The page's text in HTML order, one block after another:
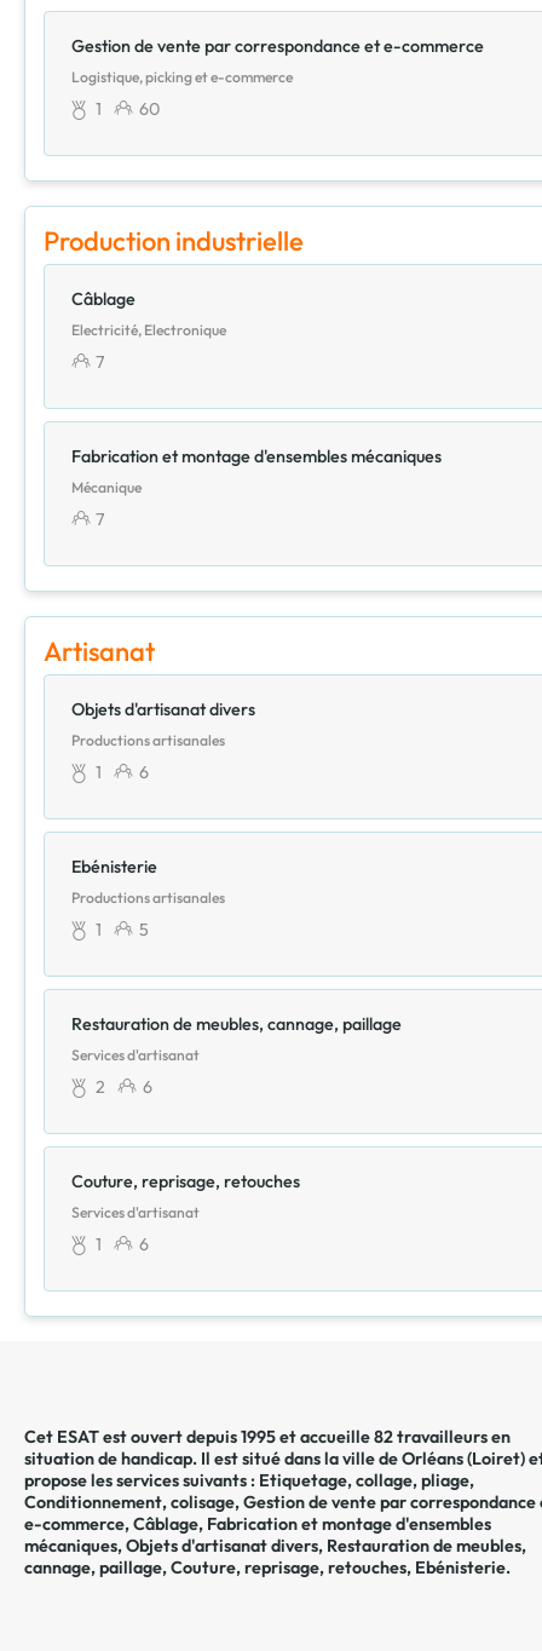
Gestion de vente par correspondance et e-commerce
Logistique, picking et e-commerce
1 60
Production industrielle
Câblage
Electricité, Electronique
7
Fabrication et montage d'ensembles mécaniques
Mécanique
7
Artisanat
Objets d'artisanat divers
Productions artisanales
1 6
Ebénisterie
Productions artisanales
1 5
Restauration de meubles, cannage, paillage
Services d'artisanat
2 6
Couture, reprisage, retouches
Services d'artisanat
1 6
Cet ESAT est ouvert depuis 1995 et accueille 82 travailleurs en
situation de handicap. Il est situé dans la ville deOrléans(Loiret)
propose les services suivants : Etiquetage, collage, pliage,
Conditionnement, colisage,Gestion de vente par correspondance
e-commerce,Câblage, Fabrication et montage d'ensembles
mécaniques,Objets d'artisanat divers, Restauration de meubles,
cannage, paillage,Couture, reprisage, retouches, Ebénisterie.